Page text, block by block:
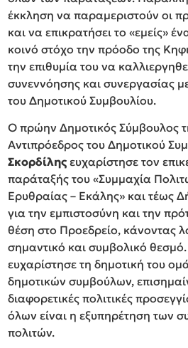
έκκληση να παραμεριστούν οι
και να επικρατήσει το «εμείς»
κοινό στόχο την πρόοδο της
την επιθυμία του να
συνεννόησης και συνεργασίας
του Δημοτικού Συμβουλίου.
Ο πρώην Δημοτικός Σύμβουλος
Αντιπρόεδρος του Δημοτικού
Σκορδίλης ευχαρίστησε τον
παράταξής του «Συμμαχία
Ερυθραίας – Εκάλης» και τέως
για την εμπιστοσύνη και την
θέση στο Προεδρείο, κάνοντας
σημαντικό και συμβολικό
ευχαρίστησε τη δημοτική του
δημοτικών συμβούλων,
διαφορετικές πολιτικές
όλων είναι η εξυπηρέτηση των
πολιτών.